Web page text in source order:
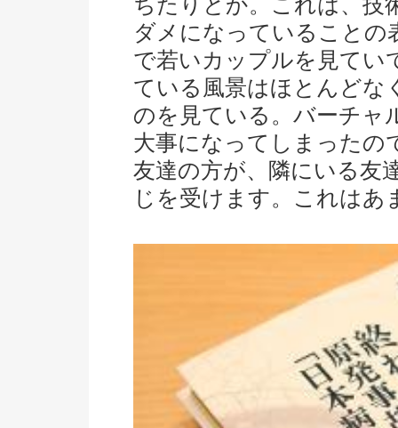
ちたりとか。これは、技
ダメになっていること
で若いカップルを見てい
ている風景はほとんどな
のを見ている。バーチャ
大事になってしまったの
友達の方が、隣にいる友
じを受けます。これはあ